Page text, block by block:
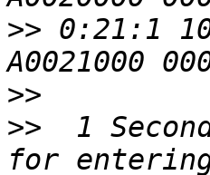
>> 0:21:1
>>
>>
1